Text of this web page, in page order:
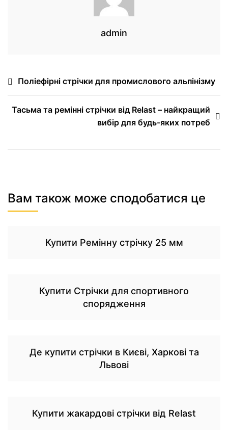
admin
Поліефірні стрічки для промислового альпінізму
Тасьма та ремінні стрічки від Relast – найкращий
вибір для будь-яких потреб
Вам також може сподобатися це
Купити Ремінну стрічку 25 мм
Купити Стрічки для спортивного
спорядження
Де купити стрічки в Києві, Харкові та
Львові
Купити жакардові стрічки від Relast